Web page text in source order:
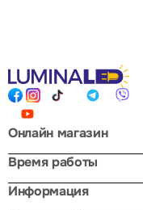
Онлайн магазин
Время работы
Информация